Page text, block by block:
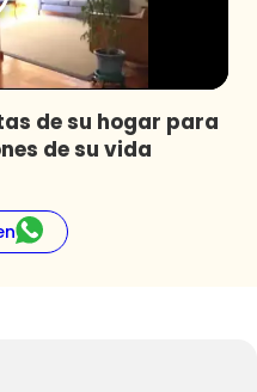
de su hogar para
de su vida